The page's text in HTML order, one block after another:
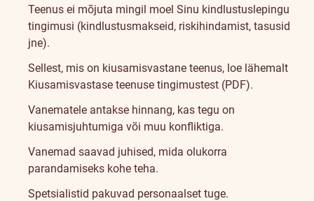
Teenus ei mõjuta mingil moel Sinu kindlustuslepingu
tingimusi (kindlustusmakseid, riskihindamist, tasusid
jne).
Sellest, mis on kiusamisvastane teenus, loe lähemalt
Kiusamisvastase teenuse tingimustest (PDF).
Vanematele antakse hinnang, kas tegu on
kiusamisjuhtumiga või muu konfliktiga.
Vanemad saavad juhised, mida olukorra
parandamiseks kohe teha.
Spetsialistid pakuvad personaalset tuge.